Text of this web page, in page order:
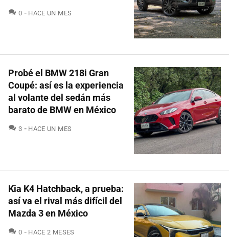
0 COMENTARIOS
HACE UN MES
Probé el BMW 218i Gran
Coupé: así es la experiencia
al volante del sedán más
barato de BMW en México
3 COMENTARIOS
HACE UN MES
Kia K4 Hatchback, a prueba:
así va el rival más difícil del
Mazda 3 en México
0 COMENTARIOS
HACE 2 MESES